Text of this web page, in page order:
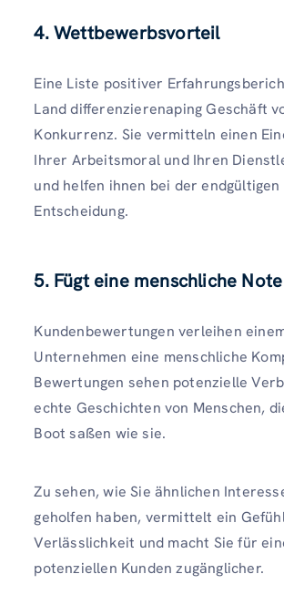
4.Wettbewerbsvorteil
Eine Liste positiver
Land differenzierenaping Geschäft
Konkurrenz. Sie vermitteln einen
Ihrer Arbeitsmoral und Ihren
und helfen ihnen bei der endgültigen
Entscheidung.
5. Fügt eine menschliche
Kundenbewertungen verleihen
Unternehmen eine menschliche
Bewertungen sehen potenzielle
echte Geschichten von Menschen,
Boot saßen wie sie.
Zu sehen, wie Sie ähnlichen
geholfen haben, vermittelt ein
Verlässlichkeit und macht Sie für
potenziellen Kunden zugänglicher.